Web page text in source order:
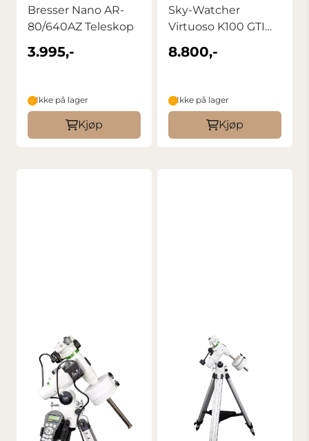
Bresser Nano AR-
80/640AZ Teleskop
3.995,-
Ikke på lager
Kjøp
Sky-Watcher
Virtuoso K100 GTI
Teleskop
8.800,-
Ikke på lager
Kjøp